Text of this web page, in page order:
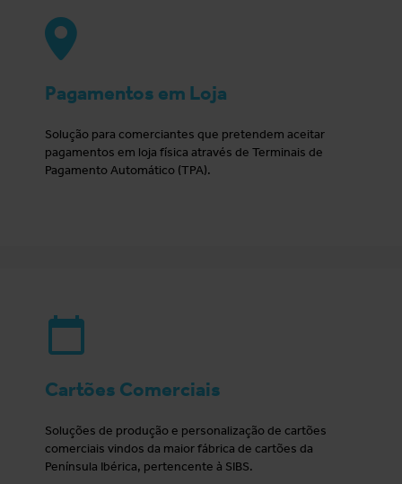
Pagamentos em Loja
Solução para comerciantes que pretendem aceitar
pagamentos em loja física através de Terminais de
Pagamento Automático (TPA).
Cartões Comerciais
Soluções de produção e personalização de cartões
comerciais vindos da maior fábrica de cartões da
Península Ibérica, pertencente à SIBS.